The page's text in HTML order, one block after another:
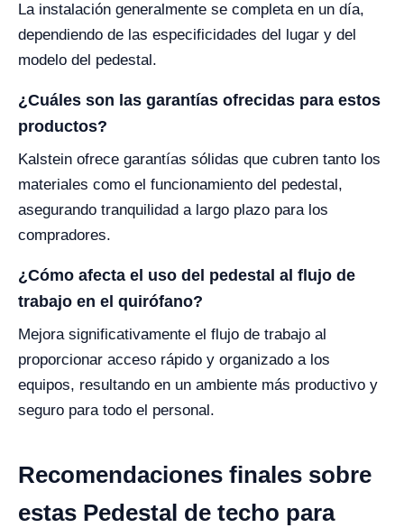
La instalación generalmente se completa en un día,
dependiendo de las especificidades del lugar y del
modelo del pedestal.
¿Cuáles son las garantías ofrecidas para estos
productos?
Kalstein ofrece garantías sólidas que cubren tanto los
materiales como el funcionamiento del pedestal,
asegurando tranquilidad a largo plazo para los
compradores.
¿Cómo afecta el uso del pedestal al flujo de
trabajo en el quirófano?
Mejora significativamente el flujo de trabajo al
proporcionar acceso rápido y organizado a los
equipos, resultando en un ambiente más productivo y
seguro para todo el personal.
Recomendaciones finales sobre
estas Pedestal de techo para